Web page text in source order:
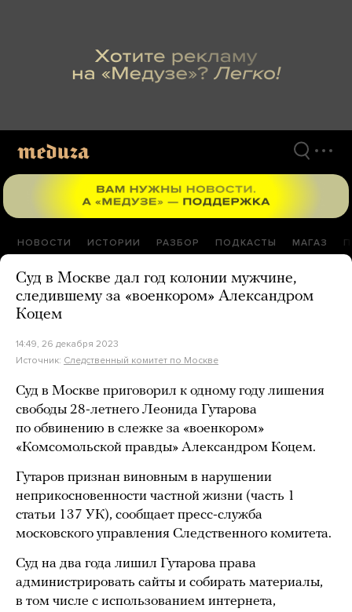
НОВОСТИ ИСТОРИИ РАЗБОР ПОДКАСТЫ МАГАЗ
Суд в Москве дал год колонии мужчине,
следившему за «военкором» Александром
Коцем
14:49, 26 декабря 2023
Источник: Следственный комитет по Москве
Суд в Москве приговорил к одному году лишения
свободы 28-летнего Леонида Гутарова
по обвинению в слежке за «военкором»
«Комсомольской правды» Александром Коцем.
Гутаров признан виновным в нарушении
неприкосновенности частной жизни (часть 1
статьи 137 УК), сообщает пресс-служба
московского управления Следственного комитета.
Суд на два года лишил Гутарова права
администрировать сайты и собирать материалы,
в том числе с использованием интернета,